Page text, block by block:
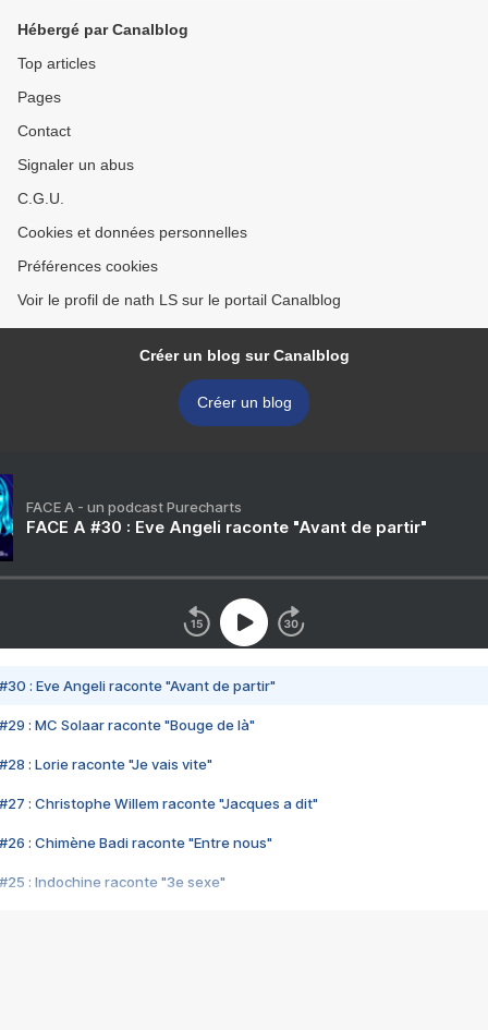
Hébergé par Canalblog
Top articles
Pages
Contact
Signaler un abus
C.G.U.
Cookies et données personnelles
Préférences cookies
Voir le profil de nath LS sur le portail Canalblog
Créer un blog sur Canalblog
Créer un blog
FACE A - un podcast Purecharts
FACE A #30 : Eve Angeli raconte "Avant de partir"
#30 : Eve Angeli raconte "Avant de partir"
#29 : MC Solaar raconte "Bouge de là"
#28 : Lorie raconte "Je vais vite"
#27 : Christophe Willem raconte "Jacques a dit"
#26 : Chimène Badi raconte "Entre nous"
#25 : Indochine raconte "3e sexe"